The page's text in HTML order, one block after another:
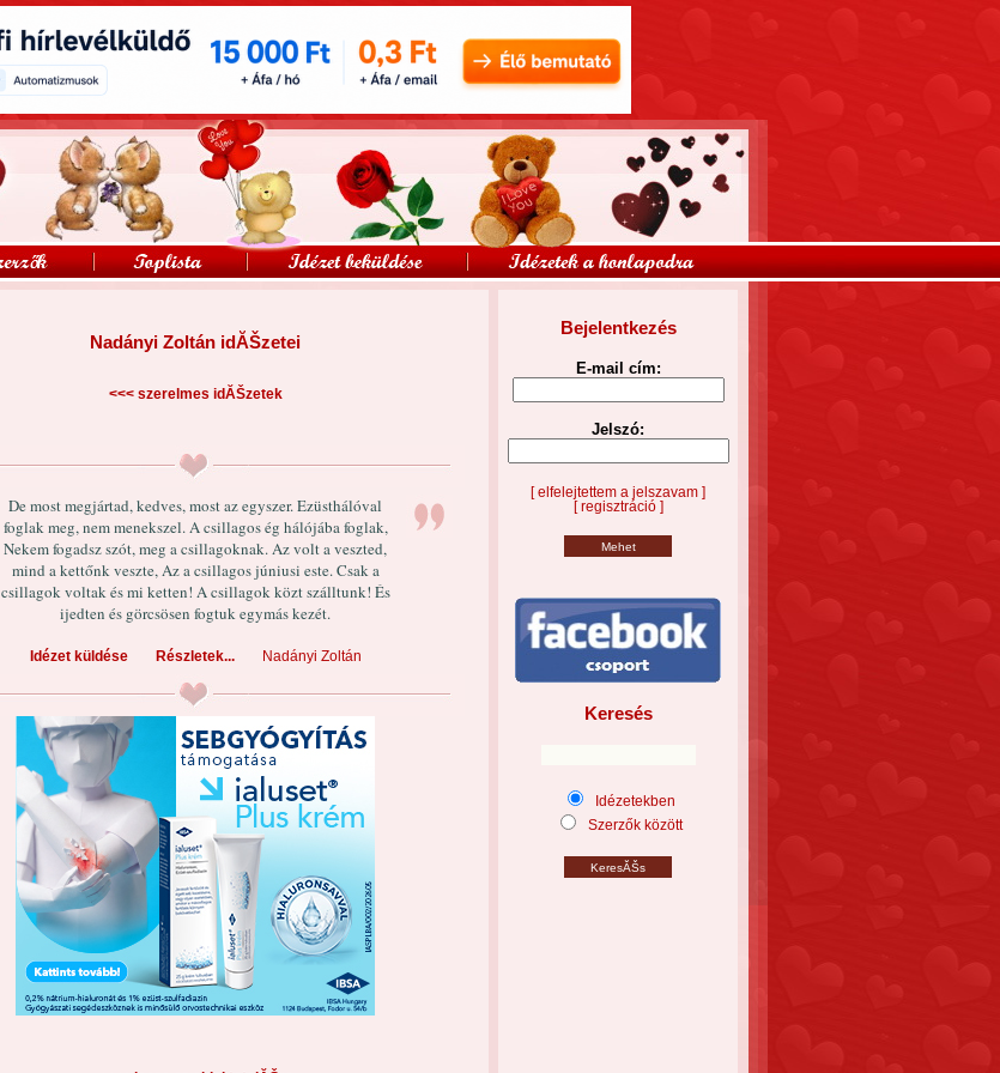
Nadányi Zoltán idĂŠzetei
<<< szerelmes idĂŠzetek
De most megjártad, kedves, most az egyszer. Ezüsthálóval
foglak meg, nem menekszel. A csillagos ég hálójába foglak,
Nekem fogadsz szót, meg a csillagoknak. Az volt a veszted,
mind a kettőnk veszte, Az a csillagos júniusi este. Csak a
csillagok voltak és mi ketten! A csillagok közt szálltunk! És
ijedten és görcsösen fogtuk egymás kezét.
Idézet küldése Részletek... Nadányi Zoltán
Bejelentkezés
E-mail cím:
Jelszó:
[ elfelejtettem a jelszavam ]
[ regisztráció ]
Keresés
Idézetekben
Szerzők között